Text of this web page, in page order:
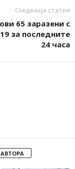
Следваща статия
65 заразени с
за последните
24 часа